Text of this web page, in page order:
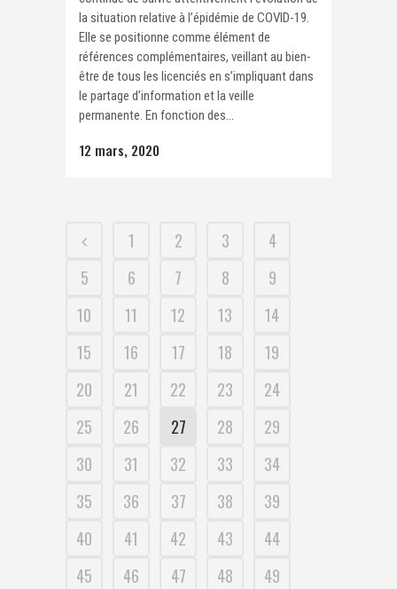
la situation relative à l’épidémie de COVID-19.
Elle se positionne comme élément de
références complémentaires, veillant au bien-
être de tous les licenciés en s’impliquant dans
le partage d’information et la veille
permanente. En fonction des...
12 mars, 2020
1 2 3
4
5
6 7 8
9
10
11 12 13
14
15
16 17 18
19
20
21 22 23
24
25
26 27 28
29
30
31 32 33
34
35
36 37 38
39
40
41 42 43
44
45
46 47 48
49